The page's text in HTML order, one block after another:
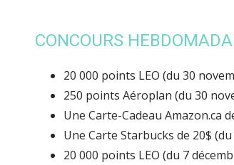
CONCOURS
20 000 points LEO (du 30
250 points Aéroplan (du 30
Une Carte-Cadeau Amazon.ca
Une Carte Starbucks de 20$
20 000 points LEO (du 7